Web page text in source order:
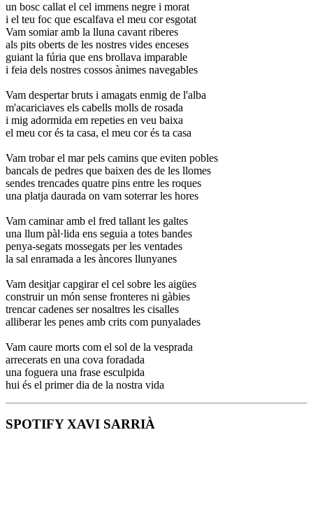
un bosc callat el cel immens negre i morat
i el teu foc que escalfava el meu cor esgotat
Vam somiar amb la lluna cavant riberes
als pits oberts de les nostres vides enceses
guiant la fúria que ens brollava imparable
i feia dels nostres cossos ànimes navegables
Vam despertar bruts i amagats enmig de l'alba
m'acariciaves els cabells molls de rosada
i mig adormida em repeties en veu baixa
el meu cor és ta casa, el meu cor és ta casa
Vam trobar el mar pels camins que eviten pobles
bancals de pedres que baixen des de les llomes
sendes trencades quatre pins entre les roques
una platja daurada on vam soterrar les hores
Vam caminar amb el fred tallant les galtes
una llum pàl·lida ens seguia a totes bandes
penya-segats mossegats per les ventades
la sal enramada a les àncores llunyanes
Vam desitjar capgirar el cel sobre les aigües
construir un món sense fronteres ni gàbies
trencar cadenes ser nosaltres les cisalles
alliberar les penes amb crits com punyalades
Vam caure morts com el sol de la vesprada
arrecerats en una cova foradada
una foguera una frase esculpida
hui és el primer dia de la nostra vida
SPOTIFY XAVI SARRIÀ